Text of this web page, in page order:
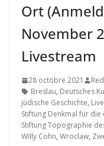
Ort
November
Livestream
28 octobre 2021
Breslau, Deutsches
jüdische Geschichte,
Stiftung Denkmal für
Stiftung Topographie
Willy Cohn, Wroclaw,